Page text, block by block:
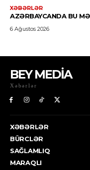
BEY MEDİA
Xəbərlər
XƏBƏRLƏR
BÜRCLƏR
SAĞLAMLIQ
MARAQLI